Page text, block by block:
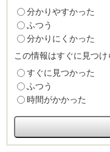
分かりやすかった
ふつう
分かりにくかった
この情報はすぐに見つけ
すぐに見つかった
ふつう
時間がかかった